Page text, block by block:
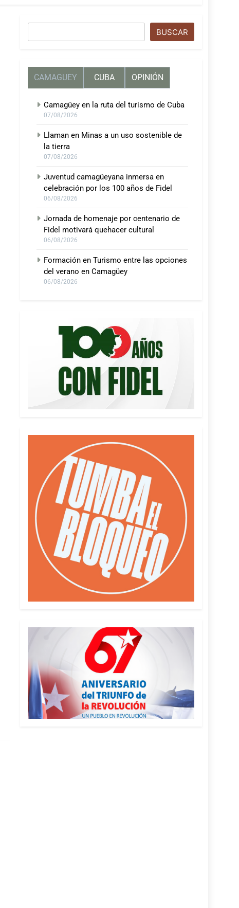
BUSCAR
CAMAGUEY CUBA OPINIÓN
Camagüey en la ruta del turismo de Cuba
07/08/2026
Llaman en Minas a un uso sostenible de
la tierra
07/08/2026
Juventud camagüeyana inmersa en
celebración por los 100 años de Fidel
06/08/2026
Jornada de homenaje por centenario de
Fidel motivará quehacer cultural
06/08/2026
Formación en Turismo entre las opciones
del verano en Camagüey
06/08/2026